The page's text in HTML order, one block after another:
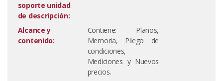
soporte unidad
de descripción:
Alcance y
contenido:
Contiene: Planos,
Memoria, Pliego de
condiciones,
Mediciones y Nuevos
precios.